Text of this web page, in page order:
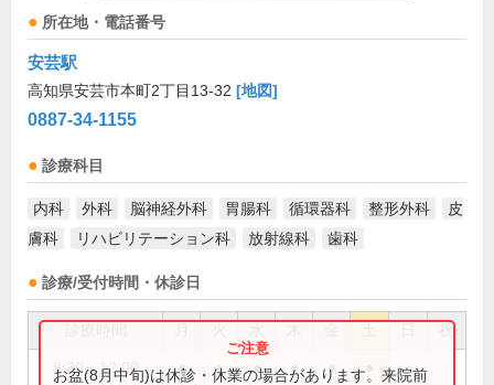
所在地・電話番号
安芸駅
高知県安芸市本町2丁目13-32 [地図]
0887-34-1155
診療科目
内科 外科 脳神経外科 胃腸科 循環器科 整形外科
皮
膚科
リハビリテーション科 放射線科 歯科
診療/受付時間・休診日
祝
8:30～12:00 ● ● ● ● ●
お盆(8月中旬)は休診・休業の場合があります。来院前